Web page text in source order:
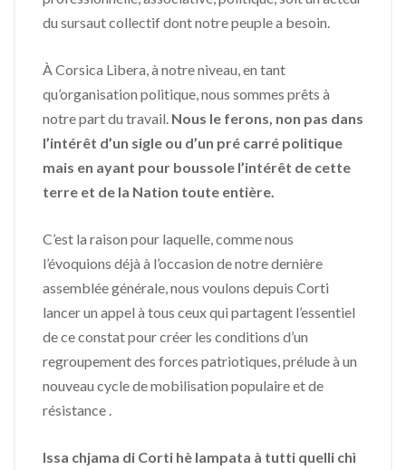
du sursaut collectif dont notre peuple a besoin.
À Corsica Libera, à notre niveau, en tant
qu’organisation politique, nous sommes prêts à
notre part du travail. Nous le ferons, non pas dans
l’intérêt d’un sigle ou d’un pré carré politique
mais en ayant pour boussole l’intérêt de cette
terre et de la Nation toute entière.
C’est la raison pour laquelle, comme nous
l’évoquions déjà à l’occasion de notre dernière
assemblée générale, nous voulons depuis Corti
lancer un appel à tous ceux qui partagent l’essentiel
de ce constat pour créer les conditions d’un
regroupement des forces patriotiques, prélude à un
nouveau cycle de mobilisation populaire et de
résistance .
Issa chjama di Corti hè lampata à tutti quelli chì